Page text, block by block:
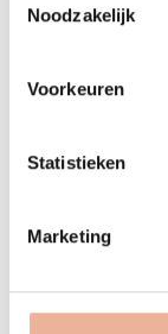
Noodzakelijk
Voorkeuren
Statistieken
Marketing